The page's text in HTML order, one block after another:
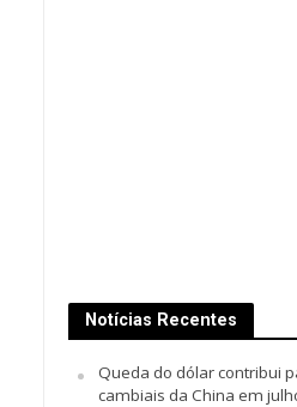
Notícias Recentes
Queda do dólar contribui
cambiais da China em